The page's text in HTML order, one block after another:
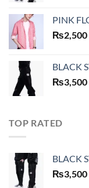
PINK
₨2,500
BLACK
₨3,500
TOP RATED
BLACK
₨3,500